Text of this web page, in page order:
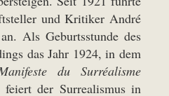
und Kritiker André
Als Geburtsstunde des
das Jahr 1924, in dem
du Surréalisme
der Surrealismus in